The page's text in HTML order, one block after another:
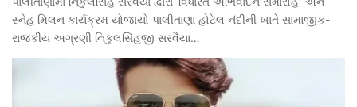
સ્નેહ મિલન કાર્યક્રમ યોજાયો પાલીતાણા હોટેલ નંદીની ખાતે સામાજીક-
રાજકીય અગ્રણી નિકુલસિંહજી સરવૈયા…